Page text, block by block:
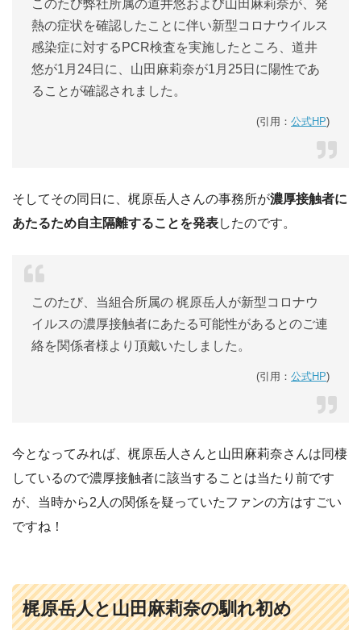
このたび弊社所属の道井悠および山田麻莉奈が、発
熱の症状を確認したことに伴い新型コロナウイルス
感染症に対するPCR検査を実施したところ、道井
悠が1月24日に、山田麻莉奈が1月25日に陽性であ
ることが確認されました。
(引用： 公式HP)
そしてその同日に、梶原岳人さんの事務所が濃厚接触者に
あたるため自主隔離することを発表したのです。
このたび、当組合所属の 梶原岳人が新型コロナウ
イルスの濃厚接触者にあたる可能性があるとのご連
絡を関係者様より頂戴いたしました。
(引用： 公式HP)
今となってみれば、梶原岳人さんと山田麻莉奈さんは同棲
しているので濃厚接触者に該当することは当たり前です
が、当時から2人の関係を疑っていたファンの方はすごい
ですね！
梶原岳人と山田麻莉奈の馴れ初め